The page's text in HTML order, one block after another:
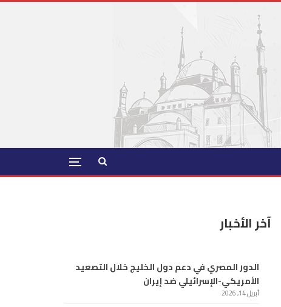
آخر الأخبار
الدور المصري في دعم دول الخليج خلال التصعيد
الأمريكي-الإسرائيلي ضد إيران
أبريل 14, 2026